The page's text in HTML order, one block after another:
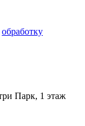
обработку
Парк, 1 этаж